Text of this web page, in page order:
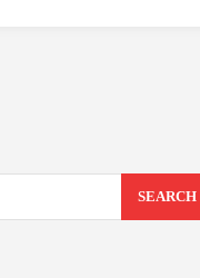
SEARCH